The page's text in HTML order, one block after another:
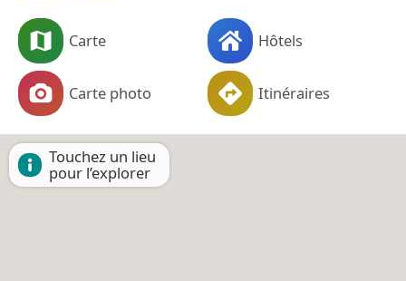
Carte Hôtels
Carte photo Itinéraires
Touchez un lieu
pour l’explorer